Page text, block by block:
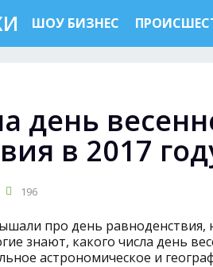
ШОУ БИЗНЕС
день
в 2017
196
про день равноденствия,
знают, какого числа день
астрономическое и